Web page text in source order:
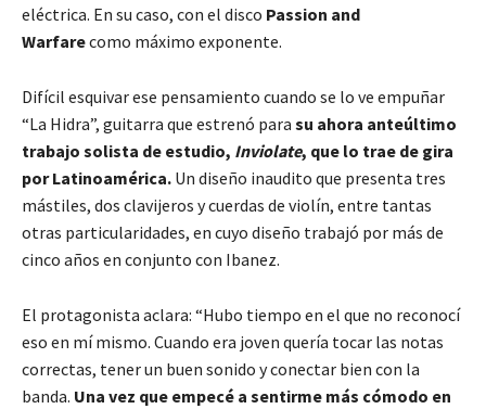
eléctrica. En su caso, con el disco Passion and
Warfarecomo máximo exponente.
Difícil esquivar ese pensamiento cuando se lo ve empuñar
“La Hidra”, guitarra que estrenó para su ahora anteúltimo
trabajo solista de estudio, Inviolate, que lo trae de gira
por Latinoamérica. Un diseño inaudito que presenta tres
mástiles, dos clavijeros y cuerdas de violín, entre tantas
otras particularidades, en cuyo diseño trabajó por más de
cinco años en conjunto con Ibanez.
El protagonista aclara: “Hubo tiempo en el que no reconocí
eso en mí mismo. Cuando era joven quería tocar las notas
correctas, tener un buen sonido y conectar bien con la
banda. Una vez que empecé a sentirme más cómodo en